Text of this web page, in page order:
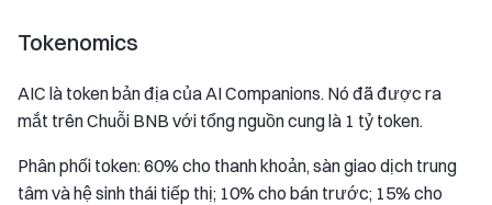
Tokenomics
AIC là token bản địa của AI Companions. Nó đã được ra
mắt trên Chuỗi BNB với tổng nguồn cung là 1 tỷ token.
Phân phối token: 60% cho thanh khoản, sàn giao dịch trung
tâm và hệ sinh thái tiếp thị; 10% cho bán trước; 15% cho